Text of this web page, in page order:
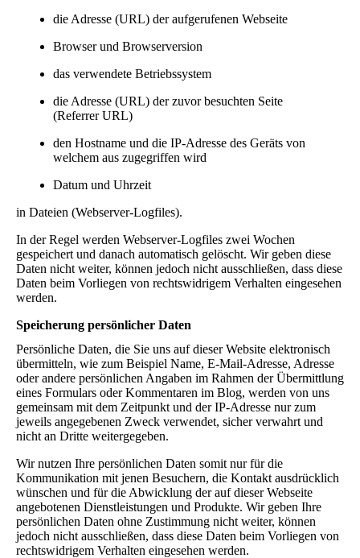
die Adresse (URL) der aufgerufenen Webseite
Browser und Browserversion
das verwendete Betriebssystem
die Adresse (URL) der zuvor besuchten Seite
(Referrer URL)
den Hostname und die IP-Adresse des Geräts von
welchem aus zugegriffen wird
Datum und Uhrzeit
in Dateien (Webserver-Logfiles).
In der Regel werden Webserver-Logfiles zwei Wochen
gespeichert und danach automatisch gelöscht. Wir geben diese
Daten nicht weiter, können jedoch nicht ausschließen, dass diese
Daten beim Vorliegen von rechtswidrigem Verhalten eingesehen
werden.
Speicherung persönlicher Daten
Persönliche Daten, die Sie uns auf dieser Website elektronisch
übermitteln, wie zum Beispiel Name, E-Mail-Adresse, Adresse
oder andere persönlichen Angaben im Rahmen der Übermittlung
eines Formulars oder Kommentaren im Blog, werden von uns
gemeinsam mit dem Zeitpunkt und der IP-Adresse nur zum
jeweils angegebenen Zweck verwendet, sicher verwahrt und
nicht an Dritte weitergegeben.
Wir nutzen Ihre persönlichen Daten somit nur für die
Kommunikation mit jenen Besuchern, die Kontakt ausdrücklich
wünschen und für die Abwicklung der auf dieser Webseite
angebotenen Dienstleistungen und Produkte. Wir geben Ihre
persönlichen Daten ohne Zustimmung nicht weiter, können
jedoch nicht ausschließen, dass diese Daten beim Vorliegen von
rechtswidrigem Verhalten eingesehen werden.